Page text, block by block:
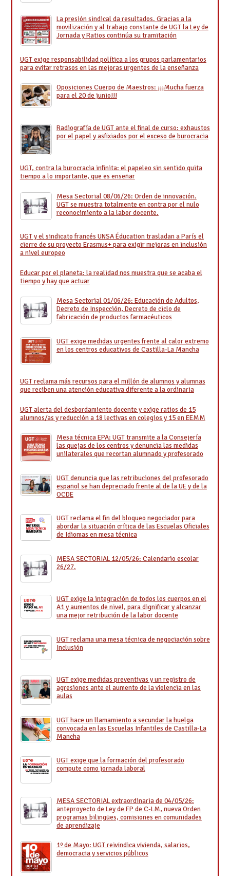
La presión sindical da resultados. Gracias a la
movilización y al trabajo constante de UGT la Ley de
Jornada y Ratios continúa su tramitación
UGT exige responsabilidad política a los grupos parlamentarios
para evitar retrasos en las mejoras urgentes de la enseñanza
Oposiciones Cuerpo de Maestros: ¡¡¡Mucha fuerza
para el 20 de junio!!!
Radiografía de UGT ante el final de curso: exhaustos
por el papel y asfixiados por el exceso de burocracia
UGT, contra la burocracia infinita: el papeleo sin sentido quita
tiempo a lo importante, que es enseñar
Mesa Sectorial 08/06/26: Orden de innovación.
UGT se muestra totalmente en contra por el nulo
reconocimiento a la labor docente.
UGT y el sindicato francés UNSA Éducation trasladan a París el
cierre de su proyecto Erasmus+ para exigir mejoras en inclusión
a nivel europeo
Educar por el planeta: la realidad nos muestra que se acaba el
tiempo y hay que actuar
Mesa Sectorial 01/06/26: Educación de Adultos,
Decreto de Inspección, Decreto de ciclo de
fabricación de productos farmacéuticos
UGT exige medidas urgentes frente al calor extremo
en los centros educativos de Castilla-La Mancha
UGT reclama más recursos para el millón de alumnos y alumnas
que reciben una atención educativa diferente a la ordinaria
UGT alerta del desbordamiento docente y exige ratios de 15
alumnos/as y reducción a 18 lectivas en colegios y 15 en EEMM
Mesa técnica EPA: UGT transmite a la Consejería
las quejas de los centros y denuncia las medidas
unilaterales que recortan alumnado y profesorado
UGT denuncia que las retribuciones del profesorado
español se han depreciado frente al de la UE y de la
OCDE
UGT reclama el fin del bloqueo negociador para
abordar la situación crítica de las Escuelas Oficiales
de Idiomas en mesa técnica
MESA SECTORIAL 12/05/26: Calendario escolar
26/27.
UGT exige la integración de todos los cuerpos en el
A1 y aumentos de nivel, para dignificar y alcanzar
una mejor retribución de la labor docente
UGT reclama una mesa técnica de negociación sobre
Inclusión
UGT exige medidas preventivas y un registro de
agresiones ante el aumento de la violencia en las
aulas
UGT hace un llamamiento a secundar la huelga
convocada en las Escuelas Infantiles de Castilla-La
Mancha
UGT exige que la formación del profesorado
compute como jornada laboral
MESA SECTORIAL extraordinaria de 04/05/26:
anteproyecto de Ley de FP de C-LM, nueva Orden
programas bilingües, comisiones en comunidades
de aprendizaje
1º de Mayo: UGT reivindica vivienda, salarios,
democracia y servicios públicos